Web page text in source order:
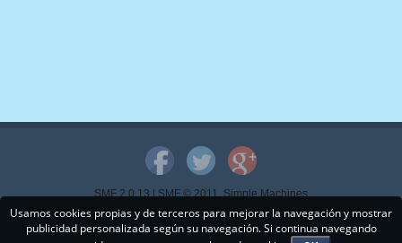
SMF 2.0.13|SMF © 2011,Simple Machines
Copyright © 2015 - www.mispps.com. Todos los Derechos Reservados.
Usamos cookies propias y de terceros para mejorar la navegación y mostrar
publicidad personalizada según su navegación. Si continua navegando